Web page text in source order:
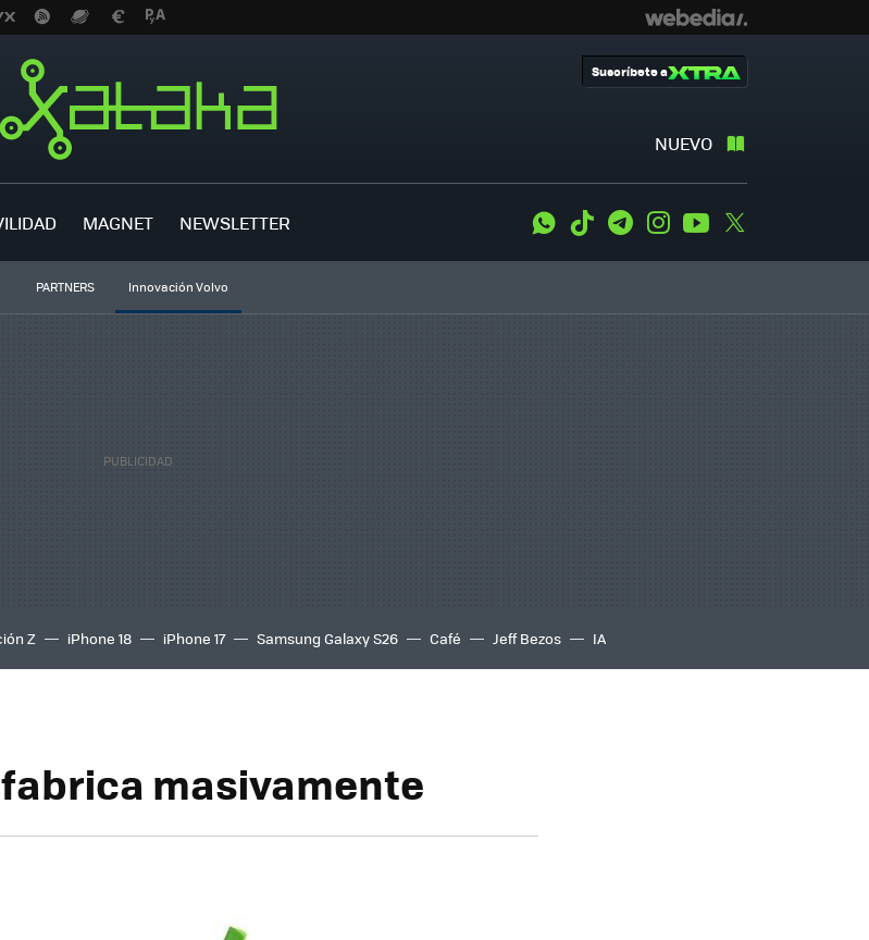
NUEVO
Suscríbete a
MAGNET NEWSLETTER WhatsApp
Tiktok TelegramInstagramYoutube
PARTNERS Innovación Volvo
Z iPhone 18 iPhone 17 Samsung Galaxy S26 Café Jeff Bezos IA
fabrica masivamente